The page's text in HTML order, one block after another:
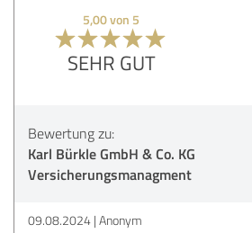
5,00 von 5
SEHR GUT
Bewertung zu:
Karl Bürkle GmbH & Co. KG
Versicherungsmanagment
09.08.2024 Anonym